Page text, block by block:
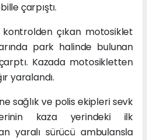
çarpıştı.
kontrolden çıkan motosiklet
park halinde bulunan
Kazada motosikletten
yaralandı.
sağlık ve polis ekipleri sevk
kaza yerindeki ilk
yaralı sürücü ambulansla